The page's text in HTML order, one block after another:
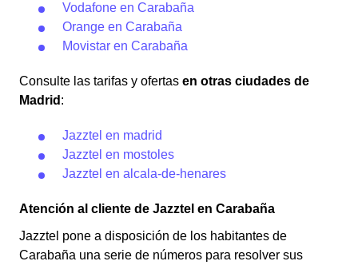
Vodafone en Carabaña
Orange en Carabaña
Movistar en Carabaña
Consulte las tarifas y ofertas en otras ciudades de
Madrid :
Jazztel en madrid
Jazztel en mostoles
Jazztel en alcala-de-henares
Atención al cliente de Jazztel en Carabaña
Jazztel pone a disposición de los habitantes de
Carabaña una serie de números para resolver sus